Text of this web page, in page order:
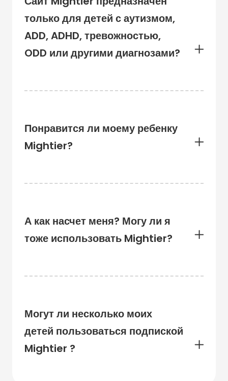
только для детей с аутизмом,
ADD, ADHD, тревожностью,
ODD или другими диагнозами?
Понравится ли моему ребенку
Mightier?
А как насчет меня? Могу ли я
тоже использовать Mightier?
Могут ли несколько моих
детей пользоваться подпиской
Mightier ?